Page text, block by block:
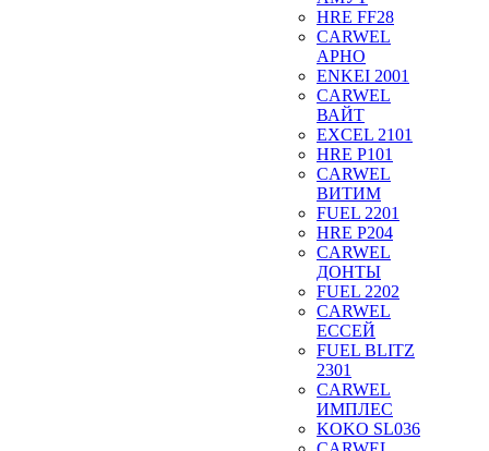
HRE FF28
CARWEL
АРНО
ENKEI 2001
CARWEL
ВАЙТ
EXCEL 2101
HRE P101
CARWEL
ВИТИМ
FUEL 2201
HRE P204
CARWEL
ДОНТЫ
FUEL 2202
CARWEL
ЕССЕЙ
FUEL BLITZ
2301
CARWEL
ИМПЛЕС
KOKO SL036